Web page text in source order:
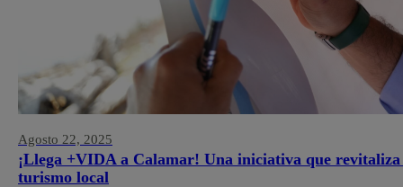
Agosto 22, 2025
¡Llega +VIDA a Calamar! Una iniciativa que
turismo local